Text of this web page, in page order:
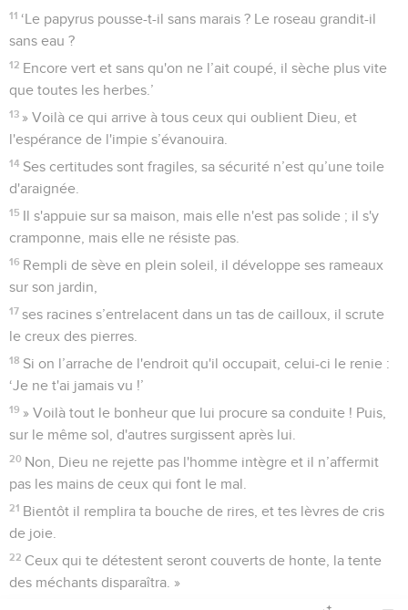
11 ‘Le papyrus pousse-t-il sans marais ? Le roseau grandit-il
sans eau ?
12 Encore vert et sans qu'on ne l’ait coupé, il sèche plus vite
que toutes les herbes.’
13 » Voilà ce qui arrive à tous ceux qui oublient Dieu, et
l'espérance de l'impie s’évanouira.
14 Ses certitudes sont fragiles, sa sécurité n’est qu’une toile
d'araignée.
15 Il s'appuie sur sa maison, mais elle n'est pas solide ; il s'y
cramponne, mais elle ne résiste pas.
16 Rempli de sève en plein soleil, il développe ses rameaux
sur son jardin,
17 ses racines s’entrelacent dans un tas de cailloux, il scrute
le creux des pierres.
18 Si on l’arrache de l'endroit qu'il occupait, celui-ci le renie :
‘Je ne t'ai jamais vu !’
19 » Voilà tout le bonheur que lui procure sa conduite ! Puis,
sur le même sol, d'autres surgissent après lui.
20 Non, Dieu ne rejette pas l'homme intègre et il n’affermit
pas les mains de ceux qui font le mal.
21 Bientôt il remplira ta bouche de rires, et tes lèvres de cris
de joie.
22 Ceux qui te détestent seront couverts de honte, la tente
des méchants disparaîtra. »